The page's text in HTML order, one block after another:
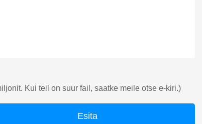
Kui teil on suur fail, saatke meile otse e-kiri.)